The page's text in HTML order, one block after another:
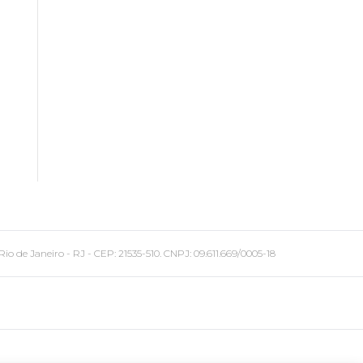
Janeiro - RJ - CEP: 21535-510. CNPJ: 09.611.669/0005-18